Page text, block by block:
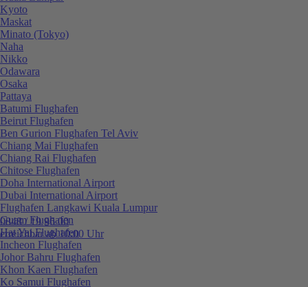
0848 / 19 96 00
erreichbar ab 10:00 Uhr
Kyoto
Maskat
Minato (Tokyo)
Naha
Nikko
Odawara
Osaka
Pattaya
Batumi Flughafen
Beirut Flughafen
Ben Gurion Flughafen Tel Aviv
Chiang Mai Flughafen
Chiang Rai Flughafen
Chitose Flughafen
Doha International Airport
Dubai International Airport
Flughafen Langkawi Kuala Lumpur
Guam Flughafen
Hat Yai Flughafen
Incheon Flughafen
Johor Bahru Flughafen
Khon Kaen Flughafen
Ko Samui Flughafen